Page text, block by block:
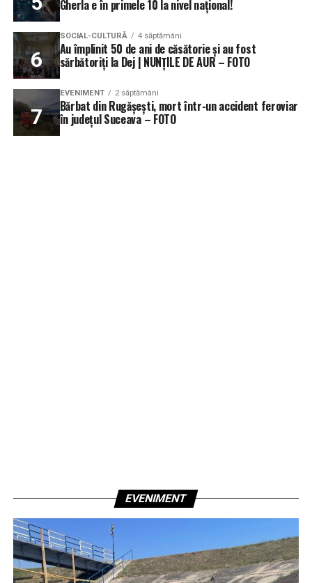
Gherla e în primele 10 la nivel național!
SOCIAL-CULTURĂ 4 săptămâni
Au împlinit 50 de ani de căsătorie și au fost
sărbătoriți la Dej | NUNȚILE DE AUR – FOTO
EVENIMENT 2 săptămâni
Bărbat din Rugășești, mort într-un accident feroviar
în județul Suceava – FOTO
EVENIMENT